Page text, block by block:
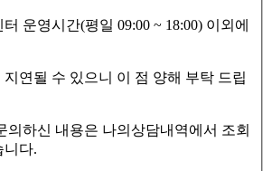
운영시간(평일 09:00 ~ 18:00) 이외에
지연될 수 있으니 이 점 양해 부탁 드립
의하신 내용은 나의상담내역에서 조회
니다.